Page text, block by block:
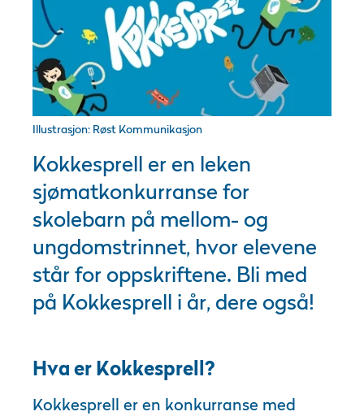
Illustrasjon: Røst Kommunikasjon
Kokkesprell er en leken
sjømatkonkurranse for
skolebarn på mellom- og
ungdomstrinnet, hvor elevene
står for oppskriftene. Bli med
på Kokkesprell i år, dere også!
Hva er Kokkesprell?
Kokkesprell er en konkurranse med